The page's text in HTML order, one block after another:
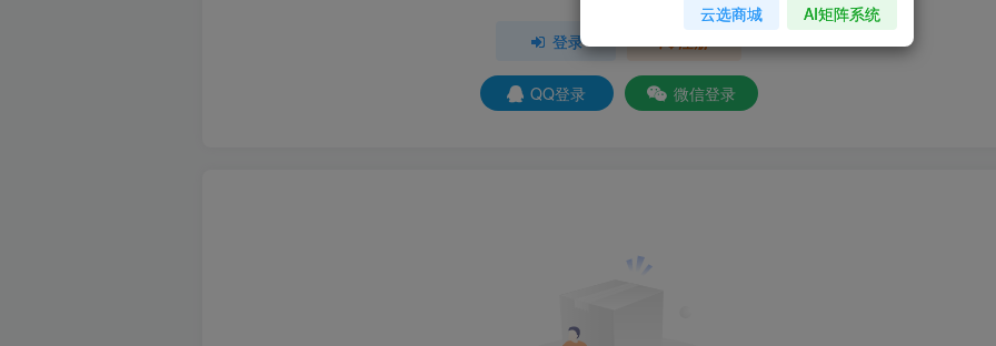
登录 注册
QQ登录 微信登录
云选商城 AI矩阵系统